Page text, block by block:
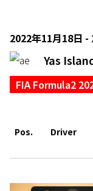
2022年11月18日 -
Yas
FIA Formula2
Pos. Driver